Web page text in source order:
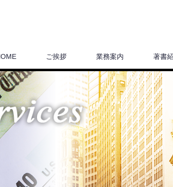
ご挨拶 業務案内 著書